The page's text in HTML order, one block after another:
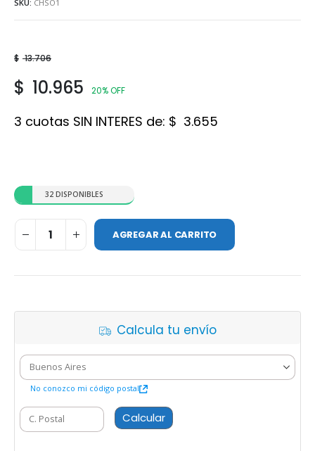
SKU: CHSO1
$ 13.706
$ 10.965 20% OFF
3 cuotas SIN INTERES de: $ 3.655
32 DISPONIBLES
AGREGAR AL CARRITO
Calcula tu envío
No conozco mi código postal
Calcular